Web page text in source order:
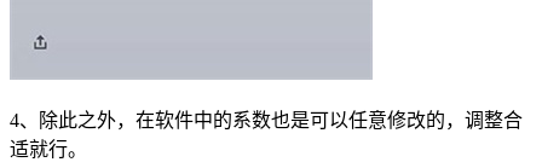
4、除此之外，在软件中的系数也是可以任意修改的，调整合
适就行。